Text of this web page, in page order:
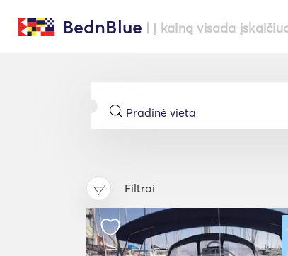
BednBlue | Į kainą visada
Filtrai